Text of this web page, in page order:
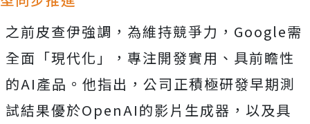
之前皮查伊強調，為維持競爭力，Google需
全面「現代化」，專注開發實用、具前瞻性
的AI產品。他指出，公司正積極研發早期測
試結果優於OpenAI的影片生成器，以及具